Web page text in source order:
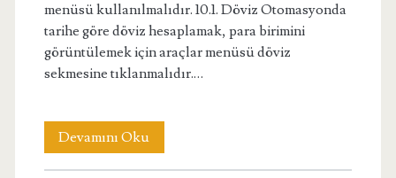
menüsü kullanılmalıdır. 10.1. Döviz Otomasyonda
tarihe göre döviz hesaplamak, para birimini
görüntülemek için araçlar menüsü döviz
sekmesine tıklanmalıdır.…
Devamını Oku10.
Araçlar